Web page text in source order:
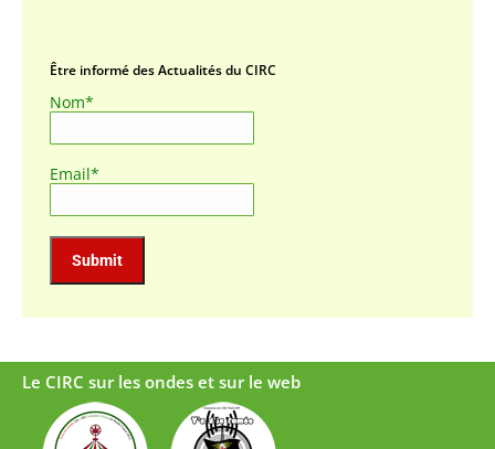
Être informé des Actualités du CIRC
Nom*
Email*
Le CIRC sur les ondes et sur le web